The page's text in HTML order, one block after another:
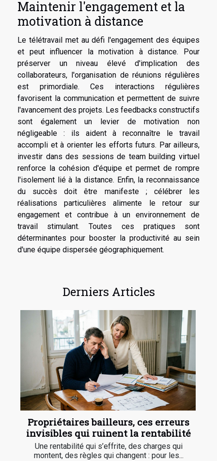
Maintenir l'engagement et la
motivation à distance
Le télétravail met au défi l'engagement des équipes
et peut influencer la motivation à distance. Pour
préserver un niveau élevé d'implication des
collaborateurs, l'organisation de réunions régulières
est primordiale. Ces interactions régulières
favorisent la communication et permettent de suivre
l'avancement des projets. Les feedbacks constructifs
sont également un levier de motivation non
négligeable : ils aident à reconnaître le travail
accompli et à orienter les efforts futurs. Par ailleurs,
investir dans des sessions de team building virtuel
renforce la cohésion d'équipe et permet de rompre
l'isolement lié à la distance. Enfin, la reconnaissance
du succès doit être manifeste ; célébrer les
réalisations particulières alimente le retour sur
engagement et contribue à un environnement de
travail stimulant. Toutes ces pratiques sont
déterminantes pour booster la productivité au sein
d'une équipe dispersée géographiquement.
Derniers Articles
Propriétaires bailleurs, ces erreurs
invisibles qui ruinent la rentabilité
Une rentabilité qui s’effrite, des charges qui
montent, des règles qui changent : pour les...